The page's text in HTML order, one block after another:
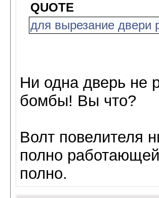
QUOTE
для вырезание двери
Ни одна дверь не
бомбы! Вы что?
Волт повелителя
полно
полно.